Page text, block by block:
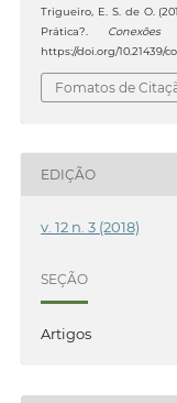
Trigueiro, E. S. de O.
Prática?.
https://doi.org/10.21439/
Fomatos de
EDIÇÃO
v. 12 n. 3 (2018)
SEÇÃO
Artigos